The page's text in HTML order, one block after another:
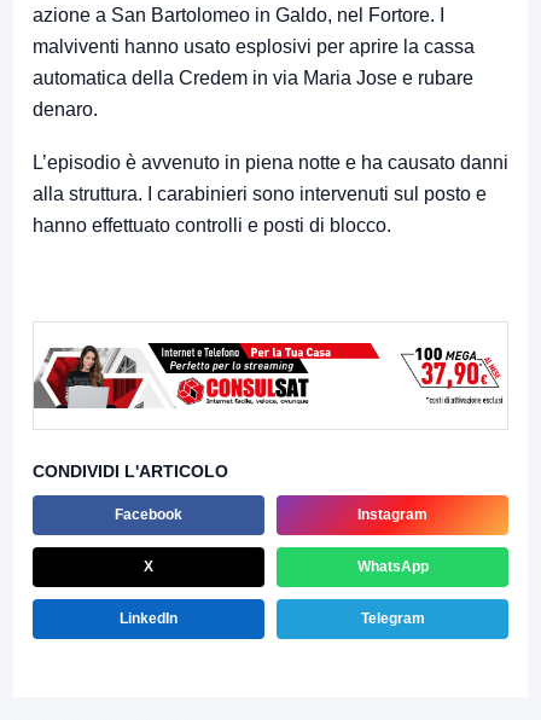
azione a San Bartolomeo in Galdo, nel Fortore. I
malviventi hanno usato esplosivi per aprire la cassa
automatica della Credem in via Maria Jose e rubare
denaro.
L’episodio è avvenuto in piena notte e ha causato danni
alla struttura. I carabinieri sono intervenuti sul posto e
hanno effettuato controlli e posti di blocco.
CONDIVIDI L'ARTICOLO
Facebook Instagram
X WhatsApp
LinkedIn Telegram